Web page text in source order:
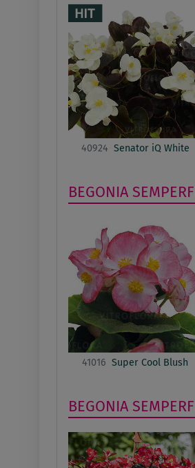
40924 Senator iQ White
BEGONIA
41016 Super Cool Blush
BEGONIA